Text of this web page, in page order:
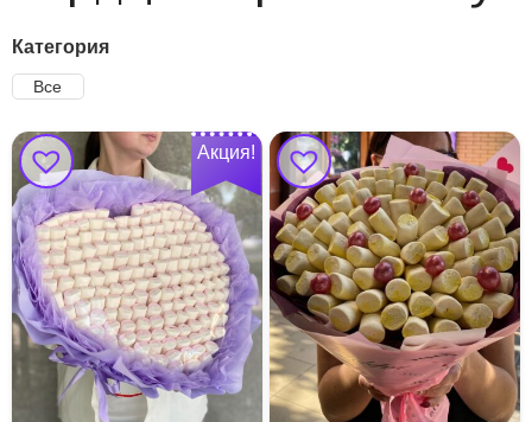
Категория
Все
Акция!